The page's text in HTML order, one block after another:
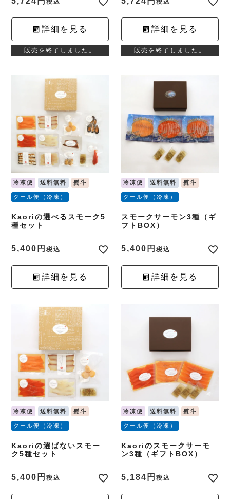
税込
詳細を見る
販売を終了しました。
税込
詳細を見る
販売を終了しました。
冷凍便 送料無料 熨斗
クール便（冷凍）
Kaoriの選べるスモーク5
種セット
5,400 税込
詳細を見る
冷凍便 送料無料 熨斗
クール便（冷凍）
スモークサーモン3種（ギ
フトBOX）
5,400 税込
詳細を見る
冷凍便 送料無料 熨斗
クール便（冷凍）
Kaoriの選ばないスモー
ク5種セット
5,400 税込
冷凍便 送料無料 熨斗
クール便（冷凍）
Kaoriのスモークサーモ
ン3種（ギフトBOX）
5,184 税込